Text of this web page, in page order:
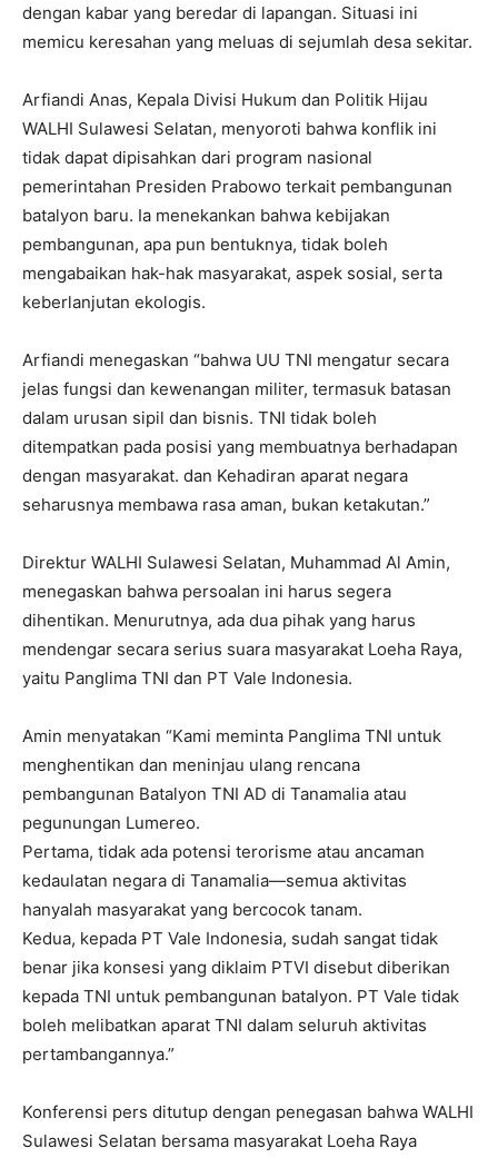
dengan kabar yang beredar di lapangan. Situasi ini
memicu keresahan yang meluas di sejumlah desa sekitar.
Arfiandi Anas, Kepala Divisi Hukum dan Politik Hijau
WALHI Sulawesi Selatan, menyoroti bahwa konflik ini
tidak dapat dipisahkan dari program nasional
pemerintahan Presiden Prabowo terkait pembangunan
batalyon baru. Ia menekankan bahwa kebijakan
pembangunan, apa pun bentuknya, tidak boleh
mengabaikan hak-hak masyarakat, aspek sosial, serta
keberlanjutan ekologis.
Arfiandi menegaskan “bahwa UU TNI mengatur secara
jelas fungsi dan kewenangan militer, termasuk batasan
dalam urusan sipil dan bisnis. TNI tidak boleh
ditempatkan pada posisi yang membuatnya berhadapan
dengan masyarakat. dan Kehadiran aparat negara
seharusnya membawa rasa aman, bukan ketakutan.”
Direktur WALHI Sulawesi Selatan, Muhammad Al Amin,
menegaskan bahwa persoalan ini harus segera
dihentikan. Menurutnya, ada dua pihak yang harus
mendengar secara serius suara masyarakat Loeha Raya,
yaitu Panglima TNI dan PT Vale Indonesia.
Amin menyatakan “Kami meminta Panglima TNI untuk
menghentikan dan meninjau ulang rencana
pembangunan Batalyon TNI AD di Tanamalia atau
pegunungan Lumereo.
Pertama, tidak ada potensi terorisme atau ancaman
kedaulatan negara di Tanamalia—semua aktivitas
hanyalah masyarakat yang bercocok tanam.
Kedua, kepada PT Vale Indonesia, sudah sangat tidak
benar jika konsesi yang diklaim PTVI disebut diberikan
kepada TNI untuk pembangunan batalyon. PT Vale tidak
boleh melibatkan aparat TNI dalam seluruh aktivitas
pertambangannya.”
Konferensi pers ditutup dengan penegasan bahwa WALHI
Sulawesi Selatan bersama masyarakat Loeha Raya